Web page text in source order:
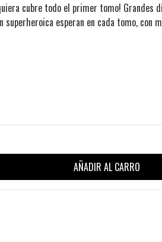
cubre todo el primer tomo! Grandes
esperan en cada tomo, con